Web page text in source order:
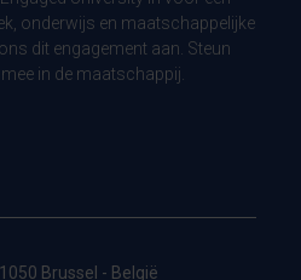
onderwijs en maatschappelijke
dit engagement aan. Steun
in de maatschappij.
Brussel - België